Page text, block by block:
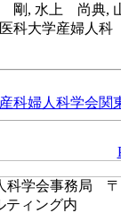
剛, 水上 尚典,
科大学産婦人科
科婦人科学会関
学会事務局 〒
ティング内